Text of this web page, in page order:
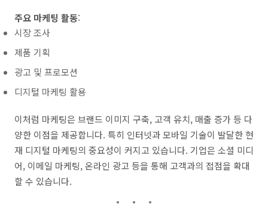
주요 마케팅 활동:
시장 조사
제품 기획
광고 및 프로모션
디지털 마케팅 활용
이처럼 마케팅은 브랜드 이미지 구축, 고객 유치, 매출 증가 등 다
양한 이점을 제공합니다. 특히 인터넷과 모바일 기술이 발달한 현
재 디지털 마케팅의 중요성이 커지고 있습니다. 기업은 소셜 미디
어, 이메일 마케팅, 온라인 광고 등을 통해 고객과의 접점을 확대
할 수 있습니다.